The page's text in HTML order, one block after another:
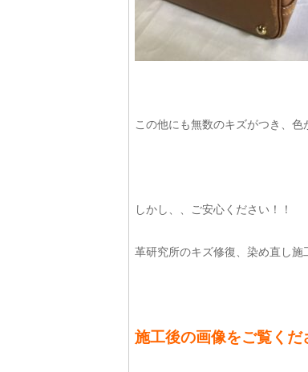
この他にも無数のキズがつき、色
しかし、、ご安心ください！！
革研究所のキズ修復、染め直し施
施工後の画像をご覧くだ